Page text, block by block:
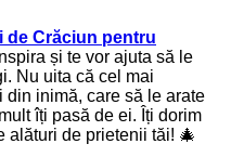
de Crăciun pentru
și te vor ajuta să le
Nu uita că cel mai
din inimă, care să le arate
îți pasă de ei. Îți dorim
alături de prietenii tăi! 🎄